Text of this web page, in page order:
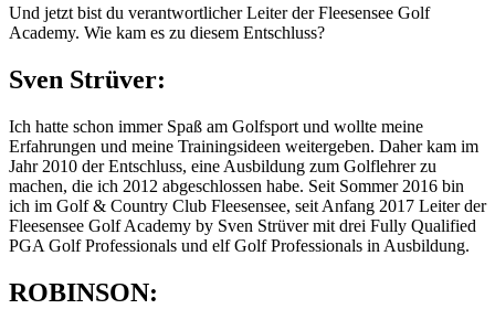
Und jetzt bist du verantwortlicher Leiter der Fleesensee Golf
Academy. Wie kam es zu diesem Entschluss?
Sven Strüver:
Ich hatte schon immer Spaß am Golfsport und wollte meine
Erfahrungen und meine Trainingsideen weitergeben. Daher kam im
Jahr 2010 der Entschluss, eine Ausbildung zum Golflehrer zu
machen, die ich 2012 abgeschlossen habe. Seit Sommer 2016 bin
ich im Golf & Country Club Fleesensee, seit Anfang 2017 Leiter der
Fleesensee Golf Academy by Sven Strüver mit drei Fully Qualified
PGA Golf Professionals und elf Golf Professionals in Ausbildung.
ROBINSON: